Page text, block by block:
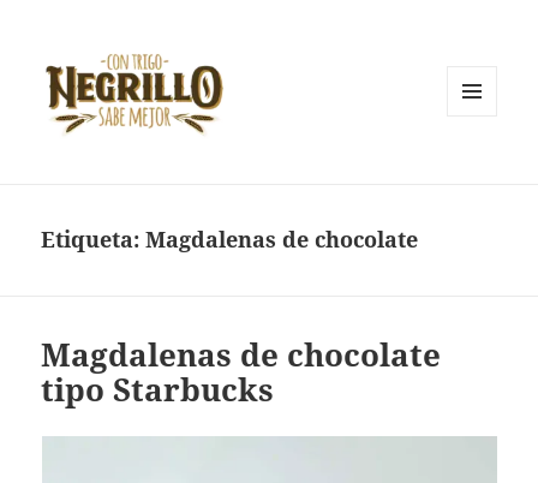
Etiqueta:Magdalenas de chocolate
Magdalenas de chocolate
tipo Starbucks